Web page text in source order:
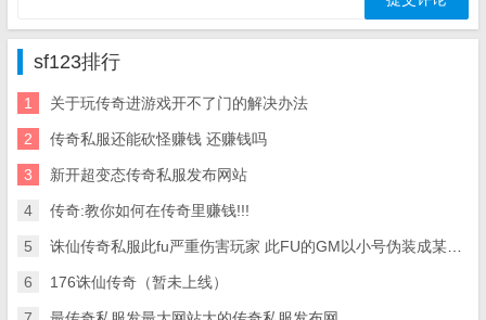
sf123排行
1 关于玩传奇进游戏开不了门的解决办法
2 传奇私服还能砍怪赚钱 还赚钱吗
3 新开超变态传奇私服发布网站
4 传奇:教你如何在传奇里赚钱!!!
5 诛仙传奇私服此fu严重伤害玩家 此FU的GM以小号伪装成某的行会 爱问知识
6 176诛仙传奇（暂未上线）